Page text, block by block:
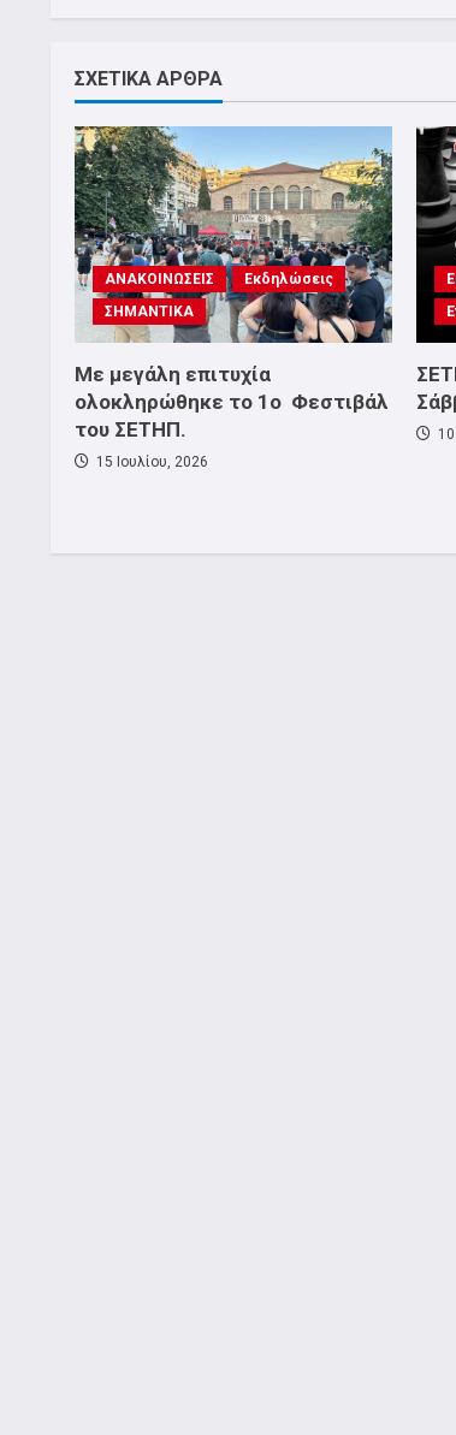
ΣΧΕΤΙΚΑ ΑΡΘΡΑ
ΑΝΑΚΟΙΝΩΣΕΙΣ
Εκδηλώσεις
ΣΗΜΑΝΤΙΚΑ
Με μεγάλη επιτυχία
ολοκληρώθηκε το 1ο Φεστιβάλ
του ΣΕΤΗΠ.
15 Ιουλίου, 2026